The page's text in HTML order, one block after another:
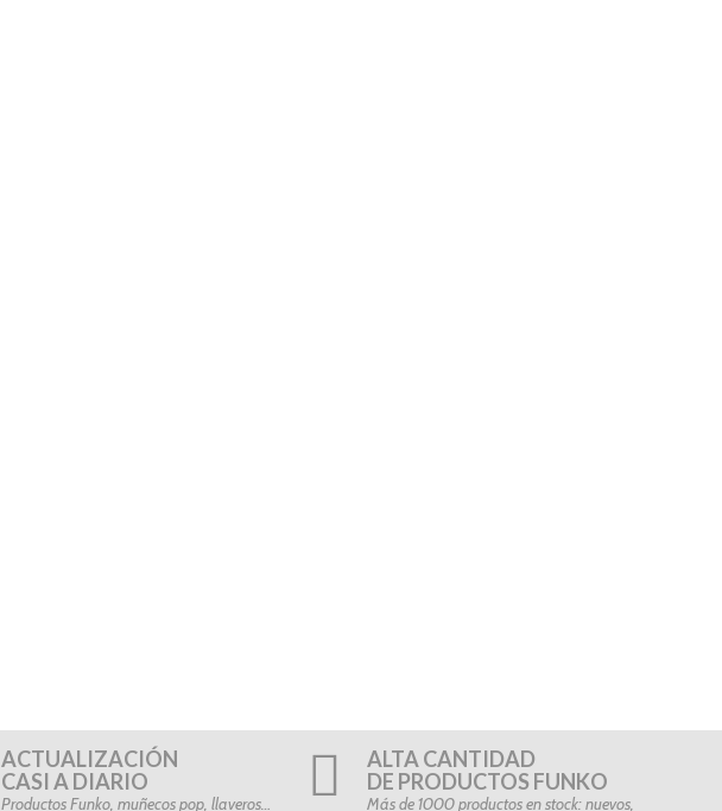
ACTUALIZACIÓN
CASI A DIARIO
Productos Funko, muñecos pop, llaveros…
ALTA CANTIDAD
DE PRODUCTOS FUNKO
Más de 1000 productos en stock: nuevos,